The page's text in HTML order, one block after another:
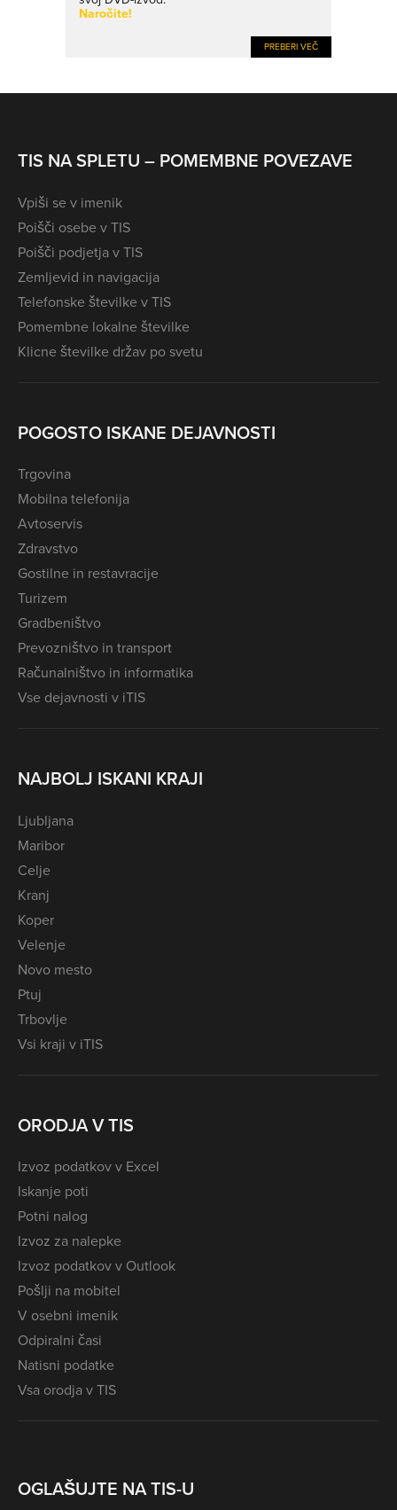
Naročite!
PREBERI VEČ
TIS NA SPLETU – POMEMBNE POVEZAVE
Vpiši se v imenik
Poišči osebe v TIS
Poišči podjetja v TIS
Zemljevid in navigacija
Telefonske številke v TIS
Pomembne lokalne številke
Klicne številke držav po svetu
POGOSTO ISKANE DEJAVNOSTI
Trgovina
Mobilna telefonija
Avtoservis
Zdravstvo
Gostilne in restavracije
Turizem
Gradbeništvo
Prevozništvo in transport
Računalništvo in informatika
Vse dejavnosti v iTIS
NAJBOLJ ISKANI KRAJI
Ljubljana
Maribor
Celje
Kranj
Koper
Velenje
Novo mesto
Ptuj
Trbovlje
Vsi kraji v iTIS
ORODJA V TIS
Izvoz podatkov v Excel
Iskanje poti
Potni nalog
Izvoz za nalepke
Izvoz podatkov v Outlook
Pošlji na mobitel
V osebni imenik
Odpiralni časi
Natisni podatke
Vsa orodja v TIS
OGLAŠUJTE NA TIS-U